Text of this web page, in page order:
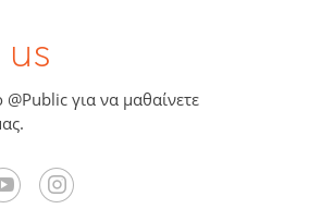
us
για να μαθαίνετε